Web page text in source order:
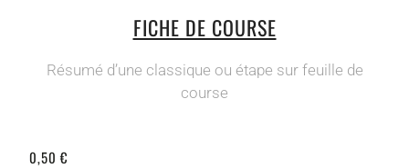
FICHE DE COURSE
Résumé d’une classique ou étape sur feuille de
course
0,50 €